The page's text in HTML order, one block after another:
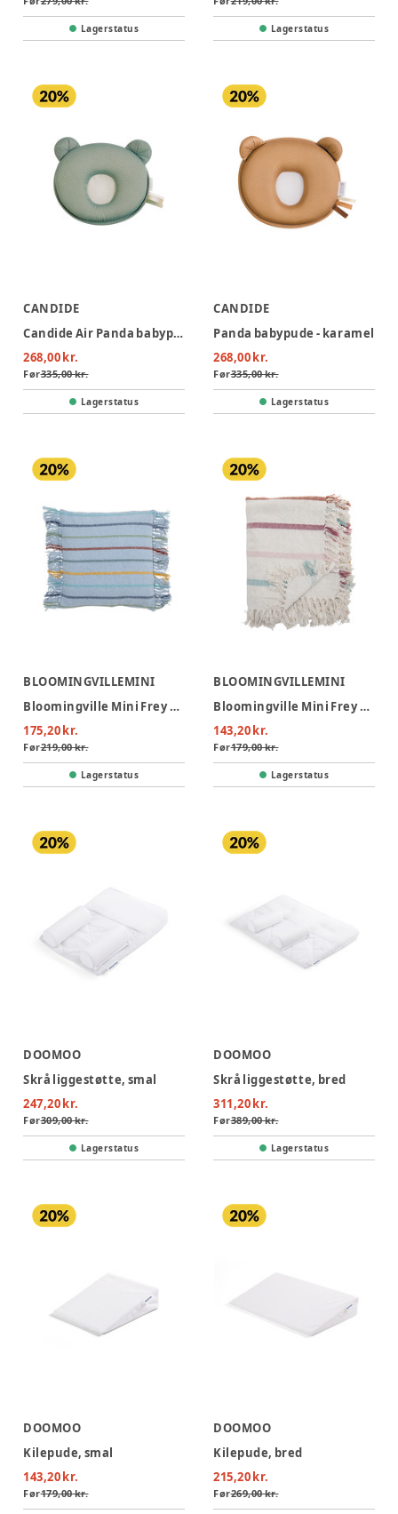
Lagerstatus Lagerstatus
CANDIDE
Candide Air Panda babypude - Khaki
268,00 kr.
Før335,00 kr.
Lagerstatus
CANDIDE
Panda babypude - karamel
268,00 kr.
Før335,00 kr.
Lagerstatus
BLOOMINGVILLEMINI
Bloomingville Mini Frey Pude - Blå
175,20 kr.
Før219,00 kr.
Lagerstatus
BLOOMINGVILLEMINI
Bloomingville Mini Frey Plaid - Natur
143,20 kr.
Før179,00 kr.
Lagerstatus
DOOMOO
Skrå liggestøtte, smal
247,20 kr.
Før309,00 kr.
Lagerstatus
DOOMOO
Skrå liggestøtte, bred
311,20 kr.
Før389,00 kr.
Lagerstatus
DOOMOO
Kilepude, smal
143,20 kr.
Før179,00 kr.
DOOMOO
Kilepude, bred
215,20 kr.
Før269,00 kr.